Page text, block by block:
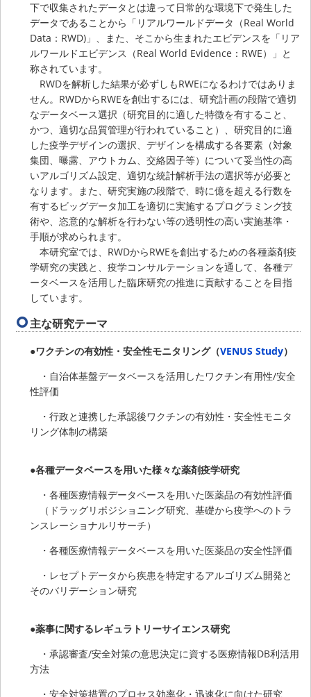
下で収集されたデータとは違って日常的な環境下で発生した
データであることから「リアルワールドデータ（Real World
Data：RWD)」、また、そこから生まれたエビデンスを「リア
ルワールドエビデンス（Real World Evidence：RWE）」と
称されています。
RWDを解析した結果が必ずしもRWEになるわけではありま
せん。RWDからRWEを創出するには、研究計画の段階で適切
なデータベース選択（研究目的に適した特徴を有すること、
かつ、適切な品質管理が行われていること）、研究目的に適
した疫学デザインの選択、デザインを構成する各要素（対象
集団、曝露、アウトカム、交絡因子等）について妥当性の高
いアルゴリズム設定、適切な統計解析手法の選択等が必要と
なります。また、研究実施の段階で、時に億を超える行数を
有するビッグデータ加工を適切に実施するプログラミング技
術や、恣意的な解析を行わない等の透明性の高い実施基準・
手順が求められます。
本研究室では、RWDからRWEを創出するための各種薬剤疫
学研究の実践と、疫学コンサルテーションを通して、各種デ
ータベースを活用した臨床研究の推進に貢献することを目指
しています。
主な研究テーマ
●ワクチンの有効性・安全性モニタリング（VENUS Study）
・自治体基盤データベースを活用したワクチン有用性/安全
性評価
・行政と連携した承認後ワクチンの有効性・安全性モニタ
リング体制の構築
●各種データベースを用いた様々な薬剤疫学研究
・各種医療情報データベースを用いた医薬品の有効性評価
（ドラッグリポジショニング研究、基礎から疫学へのトラ
ンスレーショナルリサーチ）
・各種医療情報データベースを用いた医薬品の安全性評価
・レセプトデータから疾患を特定するアルゴリズム開発と
そのバリデーション研究
●薬事に関するレギュラトリーサイエンス研究
・承認審査/安全対策の意思決定に資する医療情報DB利活用
方法
・安全対策措置のプロセス効率化・迅速化に向けた研究